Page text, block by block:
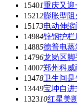
15401重庆又
15212膨胀型
15173电动伸缩
14984锌钢护栏
14885德普电蒸
14796龙岗区脚
14007郑州科威
13478卫生间
13449宝坤自进
132310红星美